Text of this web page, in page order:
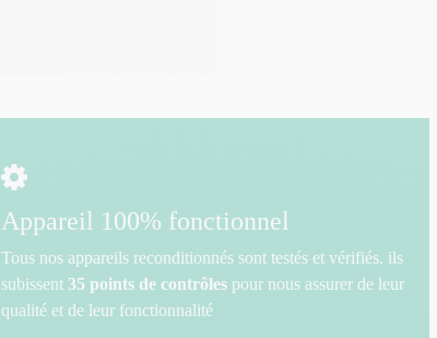
Appareil 100% fonctionnel
Tous nos appareils reconditionnés sont testés et vérifiés. ils
subissent 35 points de contrôles pour nous assurer de leur
qualité et de leur fonctionnalité